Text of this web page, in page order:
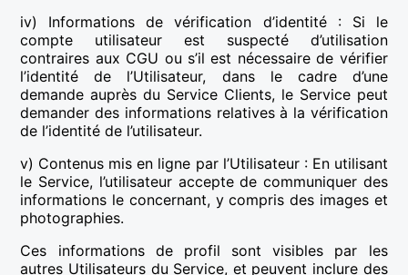
iv) Informations de vérification d’identité : Si le
compte utilisateur est suspecté d’utilisation
contraires aux CGU ou s’il est nécessaire de vérifier
l’identité de l’Utilisateur, dans le cadre d’une
demande auprès du Service Clients, le Service peut
demander des informations relatives à la vérification
de l’identité de l’utilisateur.
v) Contenus mis en ligne par l’Utilisateur : En utilisant
le Service, l’utilisateur accepte de communiquer des
informations le concernant, y compris des images et
photographies.
Ces informations de profil sont visibles par les
autres Utilisateurs du Service, et peuvent inclure des